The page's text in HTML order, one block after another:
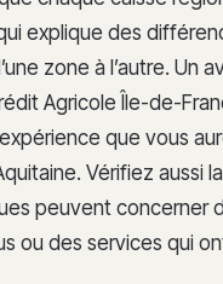
explique des
zone à l’autre. Un
Agricole Île-de-
que vous
Vérifiez aussi
peuvent concerner
ou des services qui